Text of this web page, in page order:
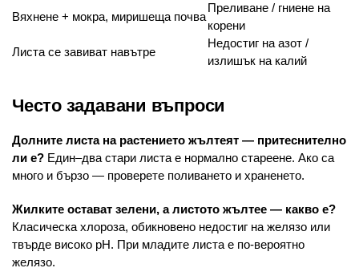
Вяхнене + мокра, миришеща почва
Преливане / гниене на
корени
Листа се завиват навътре
Недостиг на азот /
излишък на калий
Често задавани въпроси
Долните листа на растението жълтеят — притеснително
ли е? Един–два стари листа е нормално стареене. Ако са
много и бързо — проверете поливането и храненето.
Жилките остават зелени, а листото жълтее — какво е?
Класическа хлороза, обикновено недостиг на желязо или
твърде високо pH. При младите листа е по-вероятно
желязо.